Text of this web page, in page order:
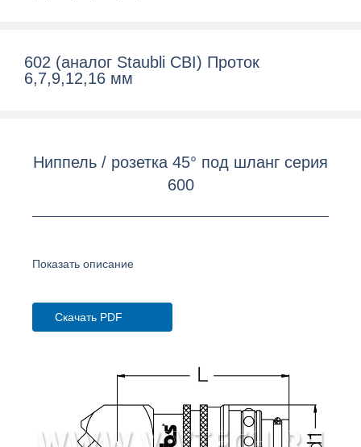
602 (аналог Staubli CBI) Проток
6,7,9,12,16 мм
Ниппель / розетка 45° под шланг серия
600
Показать описание
Скачать PDF